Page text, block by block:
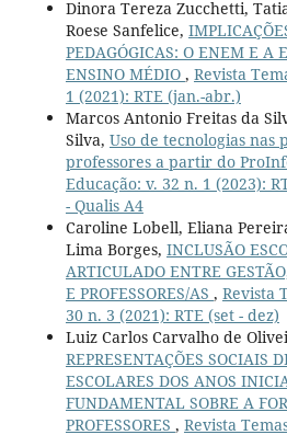
Dinora Tereza Zucchetti,
Roese Sanfelice,
PEDAGÓGICAS: O ENEM E A
ENSINO MÉDIO , Revista
1 (2021): RTE (jan.-abr.)
Marcos Antonio Freitas da
Silva, Uso de tecnologias nas
professores a partir do
Educação: v. 32 n. 1 (2023):
- Qualis A4
Caroline Lobell, Eliana
Lima Borges, INCLUSÃO
ARTICULADO ENTRE
E PROFESSORES/AS , Revista
30 n. 3 (2021): RTE (set - dez)
Luiz Carlos Carvalho de
REPRESENTAÇÕES SOCIAIS
ESCOLARES DOS ANOS
FUNDAMENTAL SOBRE A
PROFESSORES , Revista